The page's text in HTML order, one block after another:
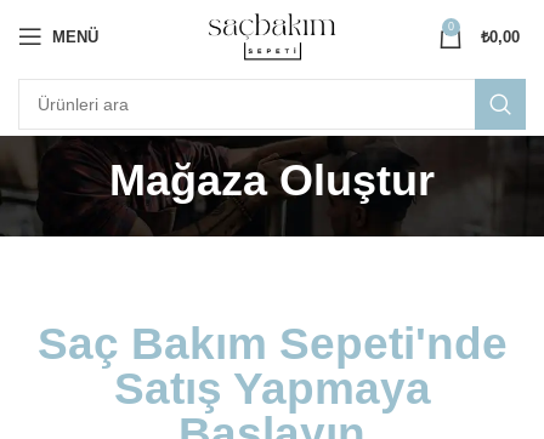
MENÜ
0
₺0,00
Mağaza Oluştur
Saç Bakım Sepeti'nde
Satış Yapmaya